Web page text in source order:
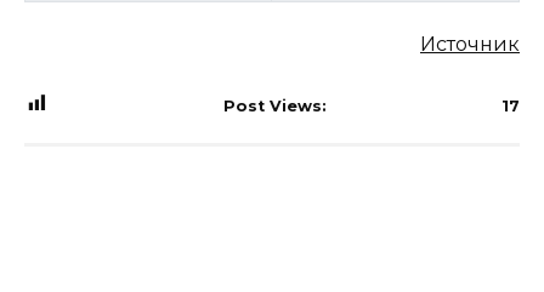
Источник
Post Views: 17